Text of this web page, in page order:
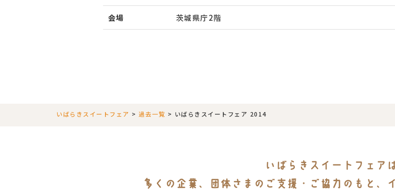
会場 茨城県庁2階
いばらきスイートフェア > 過去一覧 > いばらきスイートフェア 2014
いばらきスイートフェア
多くの企業、団体さまのご支援・ご協力のもと、